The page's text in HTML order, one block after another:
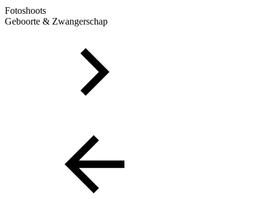
Fotoshoots
Geboorte & Zwangerschap